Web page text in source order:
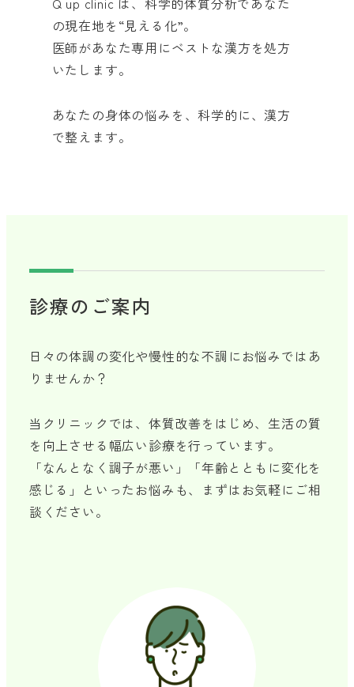
の現在地を“見える化”。
医師があなた専用にベストな漢方を処方
いたします。
あなたの身体の悩みを、科学的に、漢方
で整えます。
診療のご案内
日々の体調の変化や慢性的な不調にお悩みではあ
りませんか？
当クリニックでは、体質改善をはじめ、生活の質
を向上させる幅広い診療を行っています。
「なんとなく調子が悪い」「年齢とともに変化を
感じる」といったお悩みも、まずはお気軽にご相
談ください。